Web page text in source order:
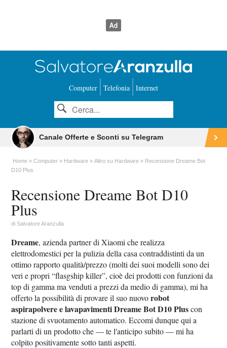
Computer Telefonia Internet
Canale Offerte e Sconti su Telegram
Home Computer Hardware Altro su Hardware
Recensione Dreame Bot
D10 Plus
Recensione Dreame Bot D10
Plus
diSalvatore Aranzulla
Dreame, azienda partner di Xiaomi che realizza
elettrodomestici per la pulizia della casa contraddistinti da un
ottimo rapporto qualità/prezzo (molti dei suoi modelli sono dei
veri e propri “flasgship killer”, cioè dei prodotti con funzioni da
top di gamma ma venduti a prezzi da medio di gamma), mi ha
offerto la possibilità di provare il suo nuovorobot
aspirapolvere e lavapavimenti Dreame Bot D10 Pluscon
stazione di svuotamento automatico. Eccomi dunque qui a
parlarti di un prodotto che — te l'anticipo subito — mi ha
colpito positivamente sotto tanti aspetti.